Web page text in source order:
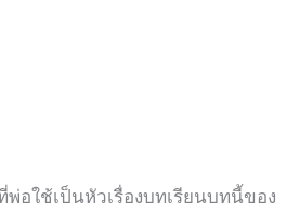
อใช้เป็นหัวเรื่องบทเรียนบทนี้ของ